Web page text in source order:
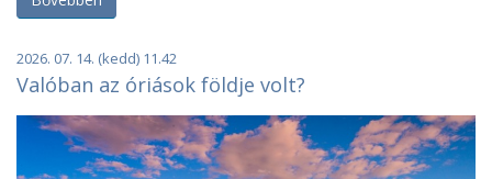
2026. 07. 14. (kedd) 11.42
Valóban az óriások földje volt?